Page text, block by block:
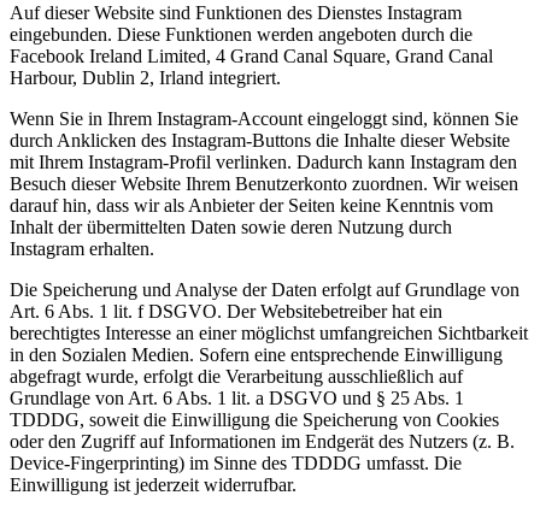
Auf dieser Website sind Funktionen des Dienstes Instagram
eingebunden. Diese Funktionen werden angeboten durch die
Facebook Ireland Limited, 4 Grand Canal Square, Grand Canal
Harbour, Dublin 2, Irland integriert.
Wenn Sie in Ihrem Instagram-Account eingeloggt sind, können Sie
durch Anklicken des Instagram-Buttons die Inhalte dieser Website
mit Ihrem Instagram-Profil verlinken. Dadurch kann Instagram den
Besuch dieser Website Ihrem Benutzerkonto zuordnen. Wir weisen
darauf hin, dass wir als Anbieter der Seiten keine Kenntnis vom
Inhalt der übermittelten Daten sowie deren Nutzung durch
Instagram erhalten.
Die Speicherung und Analyse der Daten erfolgt auf Grundlage von
Art. 6 Abs. 1 lit. f DSGVO. Der Websitebetreiber hat ein
berechtigtes Interesse an einer möglichst umfangreichen Sichtbarkeit
in den Sozialen Medien. Sofern eine entsprechende Einwilligung
abgefragt wurde, erfolgt die Verarbeitung ausschließlich auf
Grundlage von Art. 6 Abs. 1 lit. a DSGVO und § 25 Abs. 1
TDDDG, soweit die Einwilligung die Speicherung von Cookies
oder den Zugriff auf Informationen im Endgerät des Nutzers (z. B.
Device-Fingerprinting) im Sinne des TDDDG umfasst. Die
Einwilligung ist jederzeit widerrufbar.